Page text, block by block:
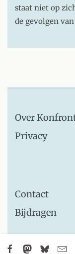
staat niet op
de gevolgen
Over
Privacy
Contact
Bijdragen